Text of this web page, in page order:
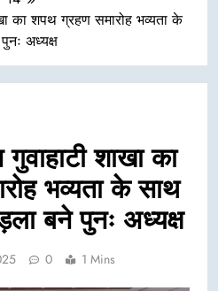
का शपथ ग्रहण समारोह भव्यता के
अध्यक्ष
शाखा का
भव्यता के साथ
बने पुनः अध्यक्ष
0 1 Mins